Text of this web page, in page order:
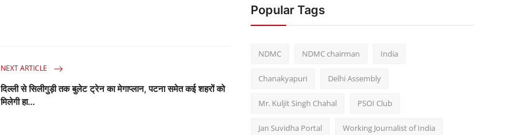
NEXT ARTICLE
दिल्ली से सिलीगुड़ी तक बुलेट ट्रेन का मेगाप्लान, पटना समेत कई शहरों को
मिलेगी हा...
Popular Tags
NDMC NDMC chairman India
Chanakyapuri Delhi Assembly
Mr. Kuljit Singh Chahal PSOI Club
Jan Suvidha Portal Working Journalist of India